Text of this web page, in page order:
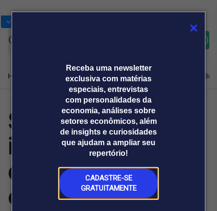
Receba uma newsletter
exclusiva com matérias
especiais, entrevistas
com personalidades da
economia, análises sobre
setores econômicos, além
de insights e curiosidades
que ajudam a ampliar seu
repertório!
CADASTRE-SE
GRATUITAMENTE
Home Produtos e soluçõesNotíciasBlogWeekend
Plataformas
Broadcast
Broadcast+
O mercado
financeiro em
tempo real
Sobre nós Releases Broadcast
Prêmio Broadcast
Analistas
Prêmio Broadcast
Empresas
Agências de
comunicação
Releases
Shield Security
investe em novas
diretorias
estratégicas